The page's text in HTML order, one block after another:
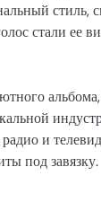
стиль,
стали ее
и
под завязку.